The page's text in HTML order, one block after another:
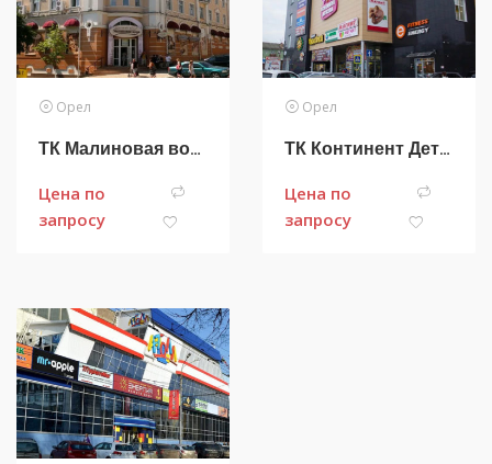
Орел
ТК Малиновая вода
Цена по
запросу
Орел
ТК Континент Детства
Цена по
запросу